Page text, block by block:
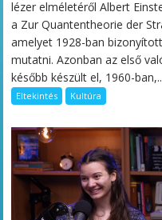
lézer elméletéről Albert
a Zur Quantentheorie der
amelyet 1928-ban
mutatni. Azonban az első
később készült el, 1960-
Eltekintés Kultúra